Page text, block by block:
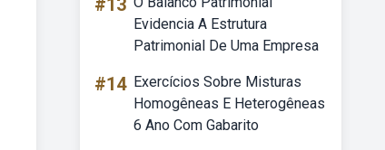
#13
Evidencia A Estrutura
Patrimonial De Uma Empresa
#14 Exercícios Sobre Misturas
Homogêneas E Heterogêneas
6 Ano Com Gabarito